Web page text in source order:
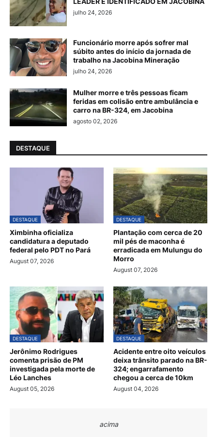
julho 24, 2026
Funcionário morre após sofrer mal
súbito antes do início da jornada de
trabalho na Jacobina Mineração
julho 24, 2026
Mulher morre e três pessoas ficam
feridas em colisão entre ambulância e
carro na BR-324, em Jacobina
agosto 02, 2026
DESTAQUE
DESTAQUE
Ximbinha oficializa
candidatura a deputado
federal pelo PDT no Pará
August 07, 2026
DESTAQUE
Plantação com cerca de 20
mil pés de maconha é
erradicada em Mulungu do
Morro
August 07, 2026
DESTAQUE
Jerônimo Rodrigues
comenta prisão de PM
investigada pela morte de
Léo Lanches
August 05, 2026
DESTAQUE
Acidente entre oito veículos
deixa trânsito parado na BR-
324; engarrafamento
chegou a cerca de 10km
August 04, 2026
acima